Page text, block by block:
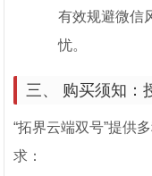
有效规避微信
忧。
三、 购买须知：
“拓界云端双号”提供
求：